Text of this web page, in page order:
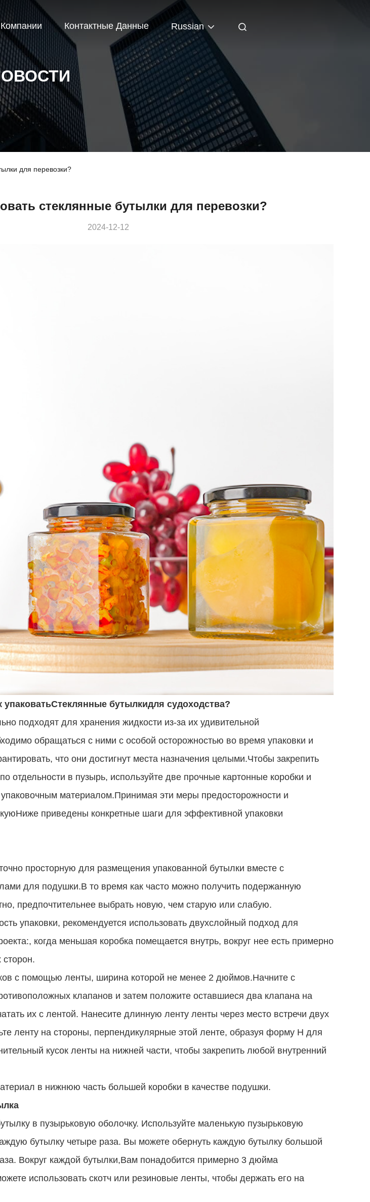
Контактные Данные Russian
для перевозки?
стеклянные бутылки для перевозки?
2024-12-12
упаковатьСтеклянные бутылкидля судоходства?
подходят для хранения жидкости из-за их удивительной
обращаться с ними с особой осторожностью во время упаковки и
что они достигнут места назначения целыми.Чтобы закрепить
отдельности в пузырь, используйте две прочные картонные коробки и
материалом.Принимая эти меры предосторожности и
приведены конкретные шаги для эффективной упаковки
просторную для размещения упакованной бутылки вместе с
для подушки.В то время как часто можно получить подержанную
предпочтительнее выбрать новую, чем старую или слабую.
упаковки, рекомендуется использовать двухслойный подход для
когда меньшая коробка помещается внутрь, вокруг нее есть примерно
с помощью ленты, ширина которой не менее 2 дюймов.Начните с
клапанов и затем положите оставшиеся два клапана на
их с лентой. Нанесите длинную ленту ленты через место встречи двух
ленту на стороны, перпендикулярные этой ленте, образуя форму H для
кусок ленты на нижней части, чтобы закрепить любой внутренний
в нижнюю часть большей коробки в качестве подушки.
в пузырьковую оболочку. Используйте маленькую пузырьковую
бутылку четыре раза. Вы можете обернуть каждую бутылку большой
Вокруг каждой бутылки,Вам понадобится примерно 3 дюйма
использовать скотч или резиновые ленты, чтобы держать его на